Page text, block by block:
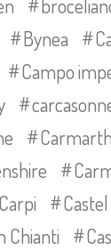
Bynea
Campo
Carpi
Chianti